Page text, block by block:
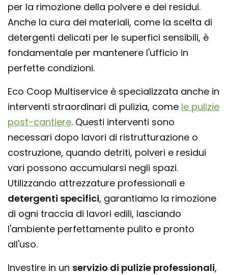
per la rimozione della polvere e dei residui.
Anche la cura dei materiali, come la scelta di
detergenti delicati per le superfici sensibili, è
fondamentale per mantenere l'ufficio in
perfette condizioni.
Eco Coop Multiservice è specializzata anche in
interventi straordinari di pulizia, come le pulizie
post-cantiere. Questi interventi sono
necessari dopo lavori di ristrutturazione o
costruzione, quando detriti, polveri e residui
vari possono accumularsi negli spazi.
Utilizzando attrezzature professionali e
detergenti specifici, garantiamo la rimozione
di ogni traccia di lavori edili, lasciando
l'ambiente perfettamente pulito e pronto
all'uso.
Investire in un servizio di pulizie professionali,